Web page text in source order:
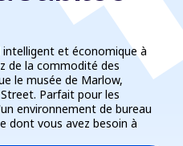
et économique à
de la commodité des
le musée de Marlow,
Parfait pour les
environnement de bureau
dont vous avez besoin à